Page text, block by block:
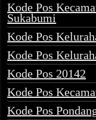
Kode Pos
Sukabumi
Kode Pos
Kode Pos
Kode Pos 20142
Kode Pos
Kode Pos